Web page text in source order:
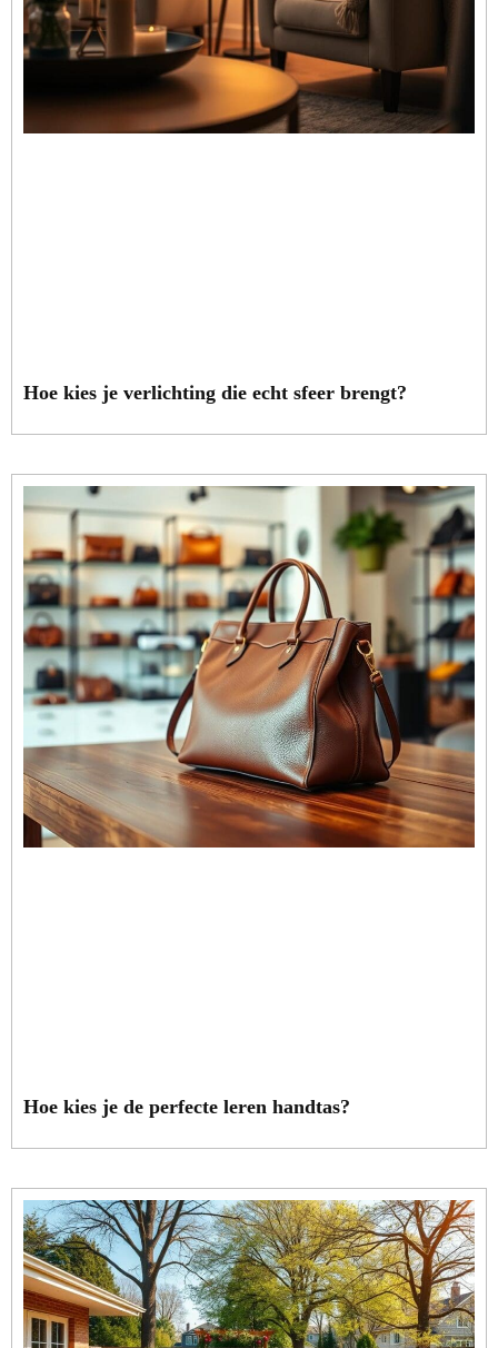
Hoe kies je verlichting die echt sfeer brengt?
Hoe kies je de perfecte leren handtas?